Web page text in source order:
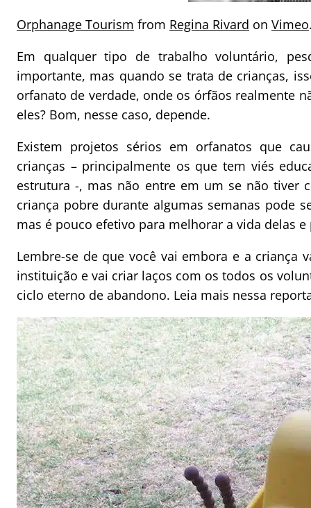
Orphanage Tourism from Regina Rivard on Vimeo
Em qualquer tipo de trabalho voluntário,
importante, mas quando se trata de crianças,
orfanato de verdade, onde os órfãos realmente
eles? Bom, nesse caso, depende.
Existem projetos sérios em orfanatos que
crianças – principalmente os que tem viés
estrutura -, mas não entre em um se não tiver
criança pobre durante algumas semanas pode
mas é pouco efetivo para melhorar a vida delas
Lembre-se de que você vai embora e a criança
instituição e vai criar laços com os todos os
ciclo eterno de abandono. Leia mais nessa